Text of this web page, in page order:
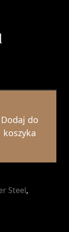
Dodaj do
koszyka
Steel,